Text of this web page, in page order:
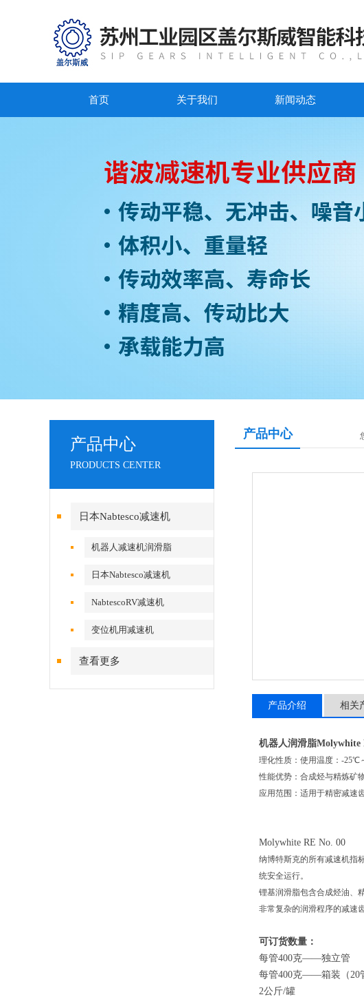
首页 关于我们 新闻动态
产品中心
PRODUCTS CENTER
日本Nabtesco减速机
机器人减速机润滑脂
日本Nabtesco减速机
NabtescoRV减速机
变位机用减速机
查看更多
产品中心
产品介绍 相关
机器人润滑脂Molywhite
理化性质：使用温度：-25℃
性能优势：合成烃与精炼矿
应用范围：适用于精密减速
Molywhite RE No. 00
纳博特斯克的所有减速机指
统安全运行。
锂基润滑脂包含合成烃油、
非常复杂的润滑程序的减速
可订货数量：
每管400克——独立管
每管400克——箱装（20
2公斤/罐